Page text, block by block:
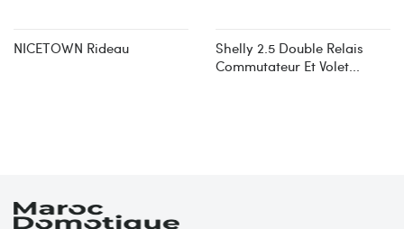
NICETOWN Rideau
Shelly 2.5 Double Relais
Commutateur Et Volet...